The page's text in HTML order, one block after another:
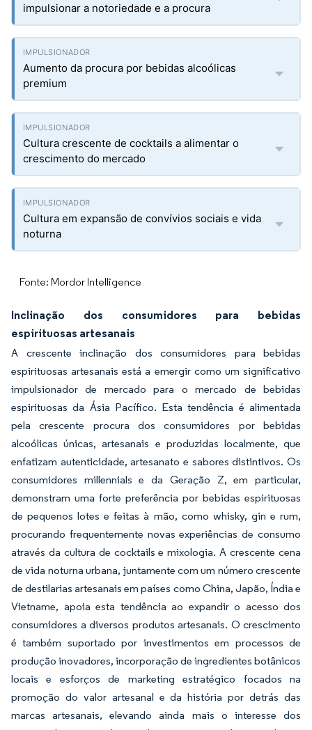
impulsionar a notoriedade e a procura
Aumento da procura por bebidas alcoólicas
premium
Cultura crescente de cocktails a alimentar o
crescimento do mercado
Cultura em expansão de convívios sociais e vida
noturna
Fonte: Mordor Intelligence
Inclinação dos consumidores para bebidas
espirituosas artesanais
A crescente inclinação dos consumidores para bebidas
espirituosas artesanais está a emergir como um significativo
impulsionador de mercado para o mercado de bebidas
espirituosas da Ásia Pacífico. Esta tendência é alimentada
pela crescente procura dos consumidores por bebidas
alcoólicas únicas, artesanais e produzidas localmente, que
enfatizam autenticidade, artesanato e sabores distintivos. Os
consumidores millennials e da Geração Z, em particular,
demonstram uma forte preferência por bebidas espirituosas
de pequenos lotes e feitas à mão, como whisky, gin e rum,
procurando frequentemente novas experiências de consumo
através da cultura de cocktails e mixologia. A crescente cena
de vida noturna urbana, juntamente com um número crescente
de destilarias artesanais em países como China, Japão, Índia e
Vietname, apoia esta tendência ao expandir o acesso dos
consumidores a diversos produtos artesanais. O crescimento
é também suportado por investimentos em processos de
produção inovadores, incorporação de ingredientes botânicos
locais e esforços de marketing estratégico focados na
promoção do valor artesanal e da história por detrás das
marcas artesanais, elevando ainda mais o interesse dos